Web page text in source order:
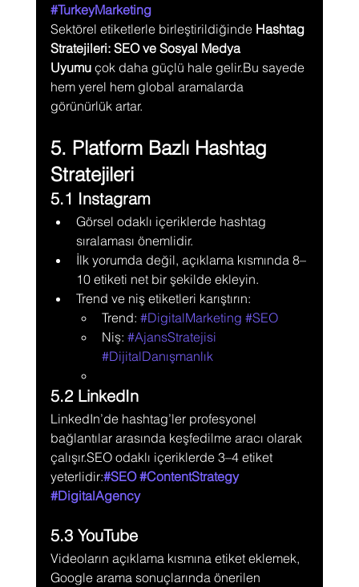
#TurkeyMarketing
Sektörel etiketlerle birleştirildiğinde Hashtag
Stratejileri: SEO ve Sosyal Medya
Uyumu çok daha güçlü hale gelir.Bu sayede
hem yerel hem global aramalarda
görünürlük artar.
5. Platform Bazlı Hashtag
Stratejileri
5.1 Instagram
Görsel odaklı içeriklerde hashtag
sıralaması önemlidir.
İlk yorumda değil, açıklama kısmında 8–
10 etiketi net bir şekilde ekleyin.
Trend ve niş etiketleri karıştırın:
Trend: #DigitalMarketing #SEO
Niş: #AjansStratejisi
#DijitalDanışmanlık
5.2 LinkedIn
LinkedIn’de hashtag’ler profesyonel
bağlantılar arasında keşfedilme aracı olarak
çalışır.SEO odaklı içeriklerde 3–4 etiket
yeterlidir:#SEO #ContentStrategy
#DigitalAgency
5.3 YouTube
Videoların açıklama kısmına etiket eklemek,
Google arama sonuçlarında önerilen